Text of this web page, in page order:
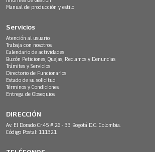
Manual de producción y estilo
Servicios
Atención al usuario
Trabaja con nosotros
Calendario de actividades
Buzón Peticiones, Quejas, Reclamos y Denuncias
Trámites y Servicios
Directorio de Funcionarios
Estado de su solicitud
Términos y Condiciones
Entrega de Obsequios
DIRECCIÓN
Av. El Dorado Cr.45 # 26 - 33 Bogotá D.C. Colombia.
Código Postal: 111321